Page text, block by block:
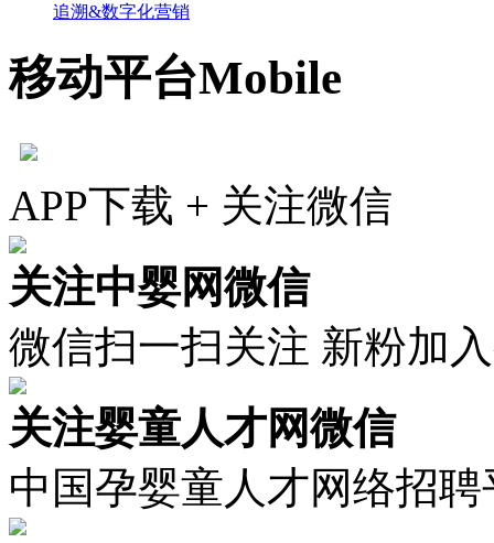
追溯&数字化营销
移动平台Mobile
APP下载 + 关注微信
关注中婴网微信
微信扫一扫关注 新粉加
关注婴童人才网微信
中国孕婴童人才网络招聘